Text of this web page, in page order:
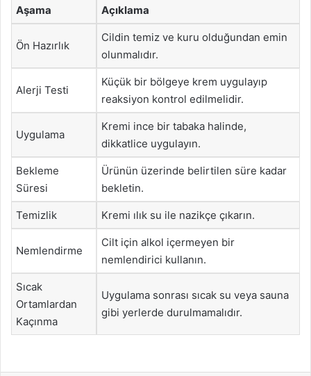
Aşama Açıklama
Ön Hazırlık
Cildin temiz ve kuru olduğundan emin
olunmalıdır.
Alerji Testi
Küçük bir bölgeye krem uygulayıp
reaksiyon kontrol edilmelidir.
Uygulama
Kremi ince bir tabaka halinde,
dikkatlice uygulayın.
Bekleme
Süresi
Ürünün üzerinde belirtilen süre kadar
bekletin.
Temizlik Kremi ılık su ile nazikçe çıkarın.
Nemlendirme
Cilt için alkol içermeyen bir
nemlendirici kullanın.
Sıcak
Ortamlardan
Kaçınma
Uygulama sonrası sıcak su veya sauna
gibi yerlerde durulmamalıdır.